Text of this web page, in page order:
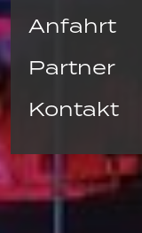
Anfahrt
Partner
Kontakt